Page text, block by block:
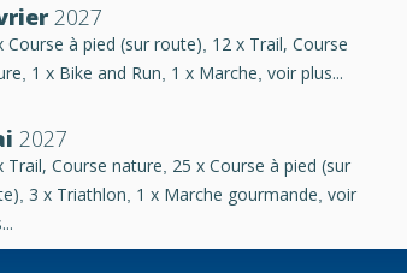
2027
Course à pied (sur route) 12 x Trail, Course
1 x Bike and Run 1 x Marche voir plus...
2027
Trail, Course nature 25 x Course à pied (sur
3 x Triathlon 1 x Marche gourmande voir